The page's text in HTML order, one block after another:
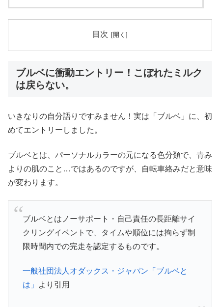
目次
ブルベに衝動エントリー！こぼれたミルク
は戻らない。
いきなりの自分語りですみません！実は「ブルベ」に、初
めてエントリーしました。
ブルベとは、パーソナルカラーの元になる色分類で、青み
よりの肌のこと…ではあるのですが、自転車絡みだと意味
が変わります。
ブルベとはノーサポート・自己責任の長距離サイ
クリングイベントで、タイムや順位には拘らず制
限時間内での完走を認定するものです。
一般社団法人オダックス・ジャパン「ブルベと
は」
より引用